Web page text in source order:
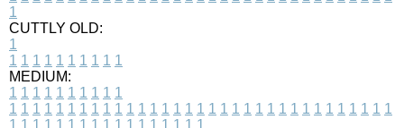
1
CUTTLY OLD:
1
1 1 1 1 1 1 1 1 1 1
MEDIUM:
1 1 1 1 1 1 1 1 1 1
1 1 1 1 1 1 1 1 1 1 1 1 1 1 1 1 1 1 1 1 1 1 1 1 1 1 1 1 1 1 1 1 1
1 1 1 1 1 1 1 1 1 1 1 1 1 1 1 1 1